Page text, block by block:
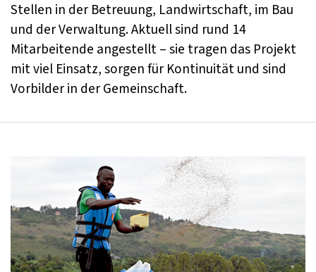
Stellen in der Betreuung, Landwirtschaft, im Bau
und der Verwaltung. Aktuell sind rund 14
Mitarbeitende angestellt – sie tragen das Projekt
mit viel Einsatz, sorgen für Kontinuität und sind
Vorbilder in der Gemeinschaft.